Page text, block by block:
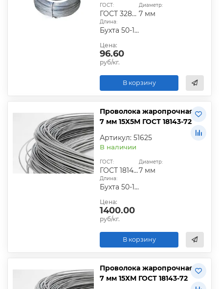
ГОСТ:
ГОСТ 3282-74
Диаметр:
7 мм
Длина:
Бухта 50-100 кг
Цена:
96.60
руб/кг.
В корзину
Проволока жаропрочная
7 мм 15Х5М ГОСТ 18143-72
Артикул: 51625
В наличии
ГОСТ:
ГОСТ 18143-72
Диаметр:
7 мм
Длина:
Бухта 50-100 кг
Цена:
1400.00
руб/кг.
В корзину
Проволока жаропрочная
7 мм 15ХМ ГОСТ 18143-72